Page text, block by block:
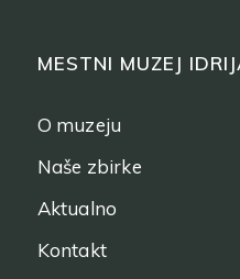
MESTNI MUZEJ
O muzeju
Naše zbirke
Aktualno
Kontakt